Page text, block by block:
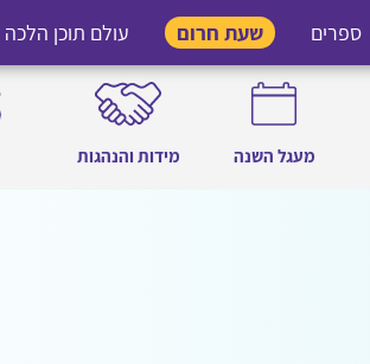
ספרים שעת חרום עולם תוכן הלכה
מעגל השנה מידות והנהגות